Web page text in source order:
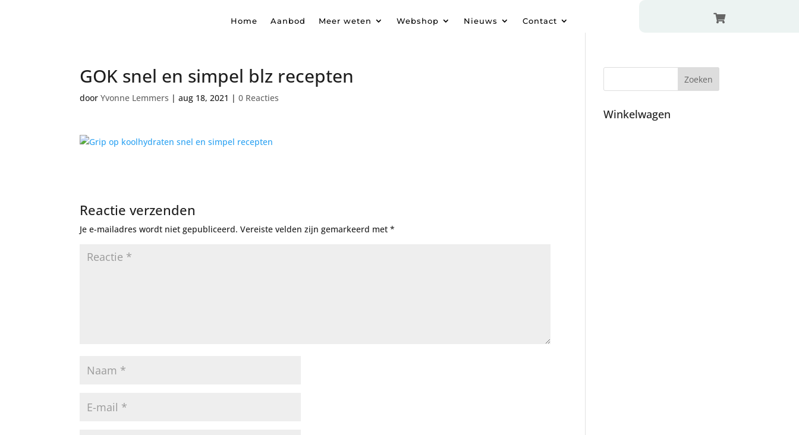
Home Aanbod Meer weten Webshop Nieuws Contact 
GOK snel en simpel blz recepten
doorYvonne Lemmers |aug 18, 2021 |0 Reacties
Reactie verzenden
Je e-mailadres wordt niet gepubliceerd. Vereiste velden zijn gemarkeerd met*
Winkelwagen